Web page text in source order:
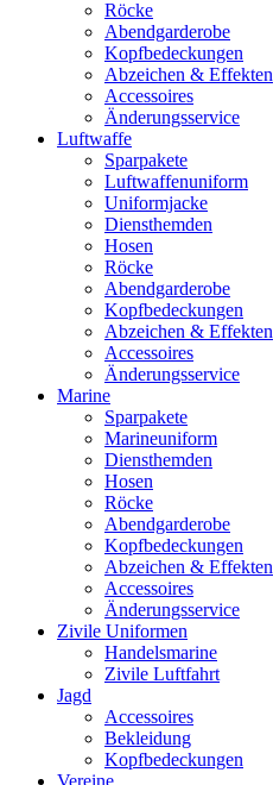
Röcke
Abendgarderobe
Kopfbedeckungen
Abzeichen & Effekten
Accessoires
Änderungsservice
Luftwaffe
Sparpakete
Luftwaffenuniform
Uniformjacke
Diensthemden
Hosen
Röcke
Abendgarderobe
Kopfbedeckungen
Abzeichen & Effekten
Accessoires
Änderungsservice
Marine
Sparpakete
Marineuniform
Diensthemden
Hosen
Röcke
Abendgarderobe
Kopfbedeckungen
Abzeichen & Effekten
Accessoires
Änderungsservice
Zivile Uniformen
Handelsmarine
Zivile Luftfahrt
Jagd
Accessoires
Bekleidung
Kopfbedeckungen
Vereine